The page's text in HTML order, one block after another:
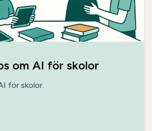
om AI för skolor
för skolor.